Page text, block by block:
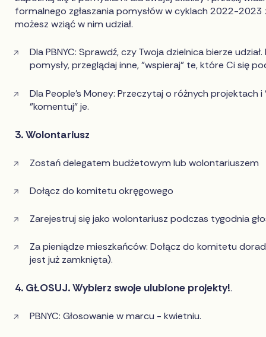
formalnego zgłaszania pomysłów w cyklach 2022-2023
możesz wziąć w nim udział.
Dla PBNYC: Sprawdź, czy Twoja dzielnica bierze
pomysły, przeglądaj inne, "wspieraj" te, które Ci się
Dla People's Money: Przeczytaj o różnych projektach
"komentuj" je.
3. Wolontariusz
Zostań delegatem budżetowym lub wolontariuszem
Dołącz do komitetu okręgowego
Zarejestruj się jako wolontariusz podczas tygodnia
Za pieniądze mieszkańców: Dołącz do komitetu
jest już zamknięta).
4. GŁOSUJ. Wybierz swoje ulubione projekty!.
PBNYC: Głosowanie w marcu - kwietniu.